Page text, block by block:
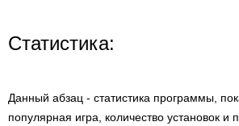
Статистика:
Данный абзац - статистика программы,
популярная игра, количество установок и